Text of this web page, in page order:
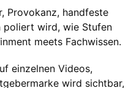
Provokanz, handfeste
poliert wird, wie Stufen
meets Fachwissen.
einzelnen Videos,
wird sichtbar,